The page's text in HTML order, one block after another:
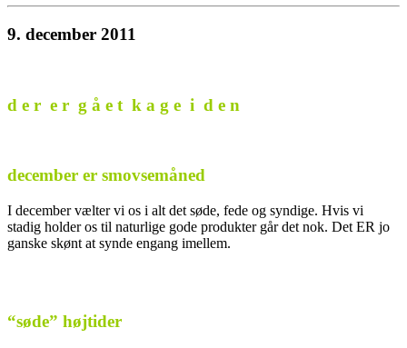
9. december 2011
d e r e r g å e t k a g e i d e n
december er smovsemåned
I december vælter vi os i alt det søde, fede og syndige. Hvis vi
stadig holder os til naturlige gode produkter går det nok. Det ER jo
ganske skønt at synde engang imellem.
“søde” højtider